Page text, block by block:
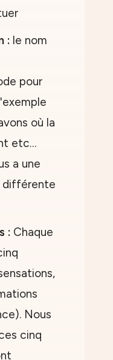
: le nom
pour
où la
etc…
a une
différente
: Chaque
Nous
cinq